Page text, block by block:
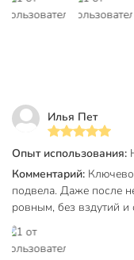
Назначение
Тип поверхности
Тип работ
Способ нанесения
Илья Пет
Опыт использования:
Комментарий:
подвела. Даже после
ровным, без вздутий и